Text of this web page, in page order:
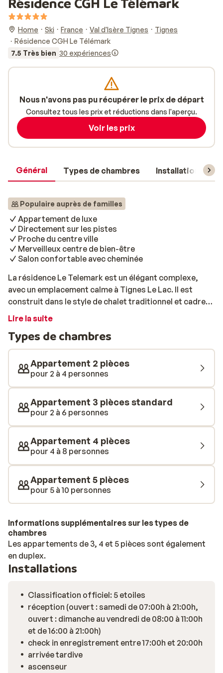
Home Ski France Val d'Isère Tignes
Tignes
Résidence CGH Le Télémark
7.5 Très bien 30 expériences
Général Types de chambres Installations
Populaire auprès de familles
Appartement de luxe
Directement sur les pistes
Proche du centre ville
Merveilleux centre de bien-être
Salon confortable avec cheminée
La résidence Le Telemark est un élégant complexe,
avec un emplacement calme à Tignes Le Lac. Il est
construit dans le style de chalet traditionnel et cadre
bien avec les environs. Il est situé directement sur les
appartements sont spacieux et disposent d'une
décoration de luxe moderne. Après une merveilleuse
journée dans la neige, vous pourrez vous détendre
dans le magnifique centre de bien-être. Voici une belle
piscine intérieure et plusieurs saunas et hammam et
bains à remous. Tout pour vous servir!
Lire la suite
Types de chambres
Appartement 2 pièces
pour 2 à 4 personnes
Appartement 3 pièces standard
pour 2 à 6 personnes
Appartement 4 pièces
pour 4 à 8 personnes
Appartement 5 pièces
pour 5 à 10 personnes
Informations supplémentaires sur les types de
chambres
Les appartements de 3, 4 et 5 pièces sont également
en duplex.
Installations
Classification officiel: 5 etoiles
réception (ouvert : samedi de 07:00h à 21:00h,
ouvert : dimanche au vendredi de 08:00 à 11:00h
et de 16:00 à 21:00h)
check in enregistrement entre 17:00h et 20:00h
arrivée tardive
ascenseur
Nous n'avons pas pu récupérer le prix de départ
Consultez tous les prix et réductions dans l'aperçu.
Voir les prix